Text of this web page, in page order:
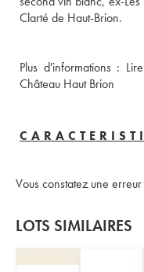
Plus d'informations :
Château Haut Brion
Vous constatez une
LOTS SIMILAIRES